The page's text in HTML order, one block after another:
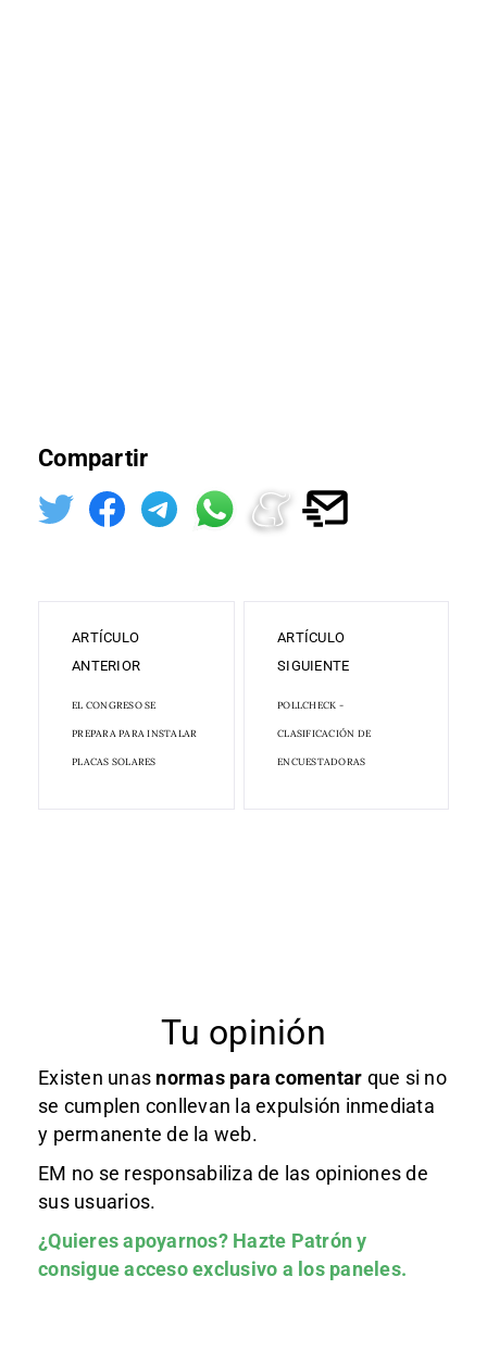
Compartir
ARTÍCULO
ANTERIOR
EL CONGRESO SE
PREPARA PARA INSTALAR
PLACAS SOLARES
ARTÍCULO
SIGUIENTE
POLLCHECK -
CLASIFICACIÓN DE
ENCUESTADORAS
Tu opinión
Existen unas normas para comentar que si no
se cumplen conllevan la expulsión inmediata
y permanente de la web.
EM no se responsabiliza de las opiniones de
sus usuarios.
¿Quieres apoyarnos? Hazte Patróny
consigue acceso exclusivo a los paneles.